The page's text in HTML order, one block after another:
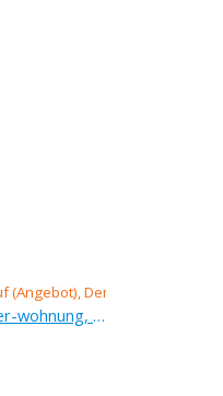
Verkauf (Angebot), 3-zimmer-wohnung, 77 m